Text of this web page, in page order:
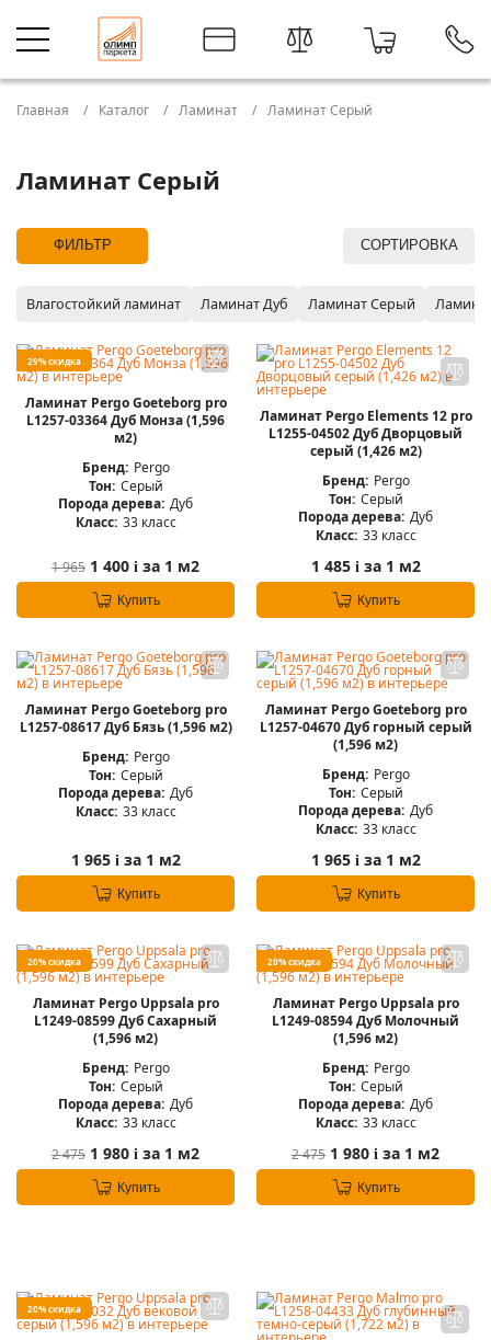
Главная Каталог Ламинат Ламинат Серый
Ламинат Серый
ФИЛЬТР СОРТИРОВКА
Влагостойкий ламинат Ламинат Дуб Ламинат Серый
29% скидка
Ламинат Pergo Goeteborg pro
L1257-03364 Дуб Монза (1,596
м2)
Бренд: Pergo
Тон: Серый
Порода дерева: Дуб
Класс: 33 класс
1 965 1 400 i за 1 м2
Купить
Ламинат Pergo Elements 12 pro
L1255-04502 Дуб Дворцовый
серый (1,426 м2)
Бренд: Pergo
Тон: Серый
Порода дерева: Дуб
Класс: 33 класс
1 485 iза 1 м2
Купить
Ламинат Pergo Goeteborg pro
L1257-08617 Дуб Бязь (1,596 м2)
Бренд: Pergo
Тон: Серый
Порода дерева: Дуб
Класс: 33 класс
1 965 iза 1 м2
Купить
Ламинат Pergo Goeteborg pro
L1257-04670 Дуб горный серый
(1,596 м2)
Бренд: Pergo
Тон: Серый
Порода дерева: Дуб
Класс: 33 класс
1 965 iза 1 м2
Купить
20% скидка
Ламинат Pergo Uppsala pro
L1249-08599 Дуб Сахарный
(1,596 м2)
Бренд: Pergo
Тон: Серый
Порода дерева: Дуб
Класс: 33 класс
2 475 1 980 i за 1 м2
Купить
20% скидка
Ламинат Pergo Uppsala pro
L1249-08594 Дуб Молочный
(1,596 м2)
Бренд: Pergo
Тон: Серый
Порода дерева: Дуб
Класс: 33 класс
2 475 1 980 i за 1 м2
Купить
20% скидка